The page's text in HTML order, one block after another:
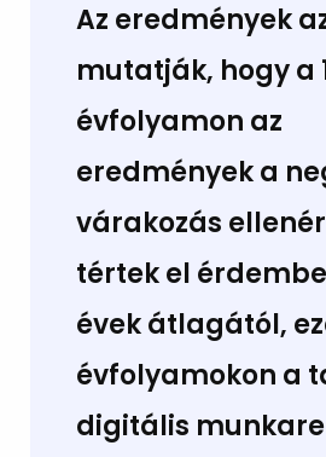
Az eredmények
mutatják, hogy a
évfolyamon az
eredmények a
várakozás
tértek el
évek átlagától,
évfolyamokon a
digitális